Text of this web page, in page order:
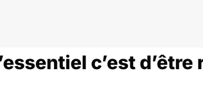
c’est